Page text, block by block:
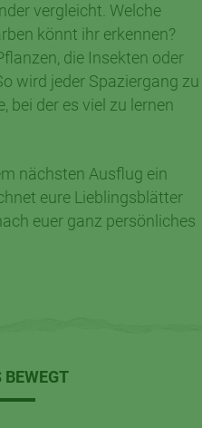
vergleicht. Welche
könnt ihr erkennen?
die Insekten oder
wird jeder Spaziergang zu
bei der es viel zu lernen
nächsten Ausflug ein
eure Lieblingsblätter
euer ganz persönliches